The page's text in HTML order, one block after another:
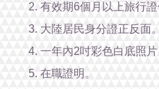
2. 有效期6個月以上旅行證
3. 大陸居民身分證正反面。
4. 一年內2吋彩色白底照
5. 在職證明。